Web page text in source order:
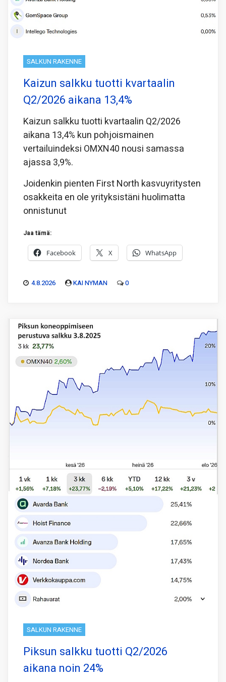
SALKUN RAKENNE
Kaizun salkku tuotti kvartaalin
Q2/2026 aikana 13,4%
Kaizun salkku tuotti kvartaalin Q2/2026
aikana 13,4% kun pohjoismainen
vertailuindeksi OMXN40 nousi samassa
ajassa 3,9%.
Joidenkin pienten First North kasvuyritysten
osakkeita en ole yrityksistäni huolimatta
onnistunut
Jaa tämä:
Facebook X WhatsApp
4.8.2026 KAI NYMAN 0
SALKUN RAKENNE
Piksun salkku tuotti Q2/2026
aikana noin 24%